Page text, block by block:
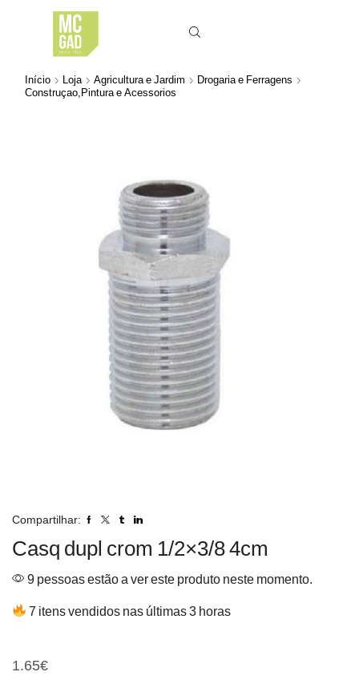
Início Loja Agricultura e Jardim
Drogaria e Ferragens
Construçao,Pintura e Acessorios
Compartilhar:
Casq dupl crom 1/2×3/8 4cm
9 pessoas estão a ver este produto neste momento.
7 itens vendidos nas últimas 3 horas
1.65€